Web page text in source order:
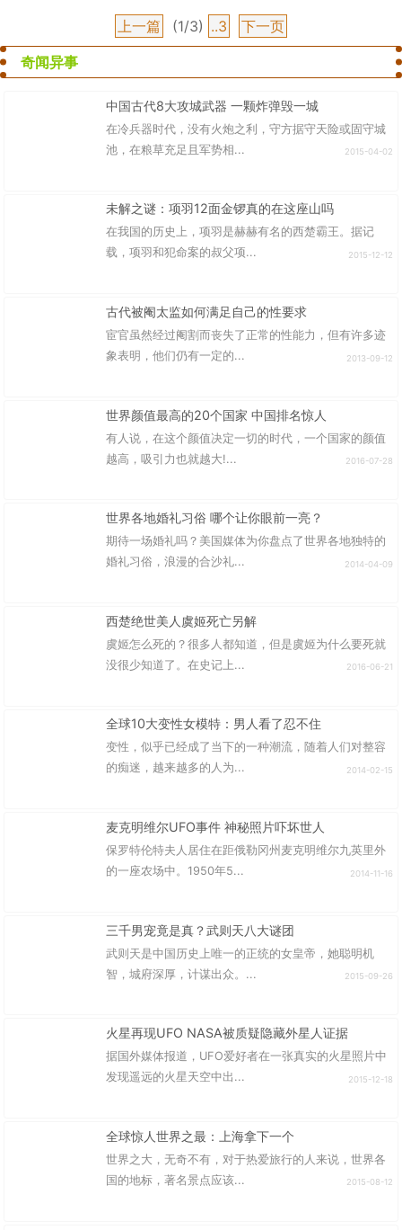
上一篇 (1/3) ..3
下一页
奇闻异事
中国古代8大攻城武器 一颗炸弹毁一城
在冷兵器时代，没有火炮之利，守方据守天险或固守城
池，在粮草充足且军势相...
2015-04-02
未解之谜：项羽12面金锣真的在这座山吗
在我国的历史上，项羽是赫赫有名的西楚霸王。据记
载，项羽和犯命案的叔父项...
2015-12-12
古代被阉太监如何满足自己的性要求
宦官虽然经过阉割而丧失了正常的性能力，但有许多迹
象表明，他们仍有一定的...
2013-09-12
世界颜值最高的20个国家 中国排名惊人
有人说，在这个颜值决定一切的时代，一个国家的颜值
越高，吸引力也就越大!...
2016-07-28
世界各地婚礼习俗 哪个让你眼前一亮？
期待一场婚礼吗？美国媒体为你盘点了世界各地独特的
婚礼习俗，浪漫的合沙礼...
2014-04-09
西楚绝世美人虞姬死亡另解
虞姬怎么死的？很多人都知道，但是虞姬为什么要死就
没很少知道了。在史记上...
2016-06-21
全球10大变性女模特：男人看了忍不住
变性，似乎已经成了当下的一种潮流，随着人们对整容
的痴迷，越来越多的人为...
2014-02-15
麦克明维尔UFO事件 神秘照片吓坏世人
保罗特伦特夫人居住在距俄勒冈州麦克明维尔九英里外
的一座农场中。1950年5...
2014-11-16
三千男宠竟是真？武则天八大谜团
武则天是中国历史上唯一的正统的女皇帝，她聪明机
智，城府深厚，计谋出众。...
2015-09-26
火星再现UFO NASA被质疑隐藏外星人证据
据国外媒体报道，UFO爱好者在一张真实的火星照片中
发现遥远的火星天空中出...
2015-12-18
全球惊人世界之最：上海拿下一个
世界之大，无奇不有，对于热爱旅行的人来说，世界各
国的地标，著名景点应该...
2015-08-12